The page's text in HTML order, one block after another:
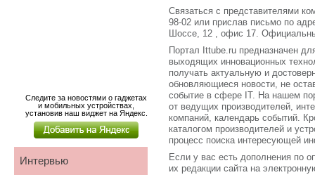
Связаться с представителями
98-02 или прислав письмо по
Шоссе, 12 , офис 17.
Портал Ittube.ru предназначен
выходящих инновационных
получать актуальную и
обновляющиеся новости, не
событие в сфере IT. На нашем
от ведущих производителей,
компаний, календарь событий.
каталогом производителей и
процесс поиска интересующей
Если у вас есть дополнения по
их редакции сайта на
Следите за новостями о гаджетах
и мобильных устройствах,
установив наш виджет на Яндекс.
Интервью